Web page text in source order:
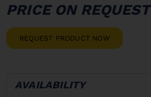
PRICE ON REQUEST
REQUEST PRODUCT NOW
AVAILABILITY